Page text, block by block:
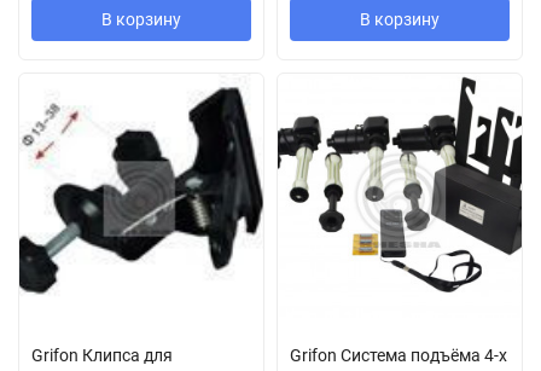
В корзину В корзину
Grifon Клипса для
Grifon Cистема подъёма 4-х